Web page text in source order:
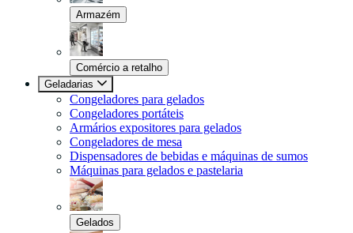
Armazém
Comércio a retalho
Geladarias
Congeladores para gelados
Congeladores portáteis
Armários expositores para gelados
Congeladores de mesa
Dispensadores de bebidas e máquinas de sumos
Máquinas para gelados e pastelaria
Gelados